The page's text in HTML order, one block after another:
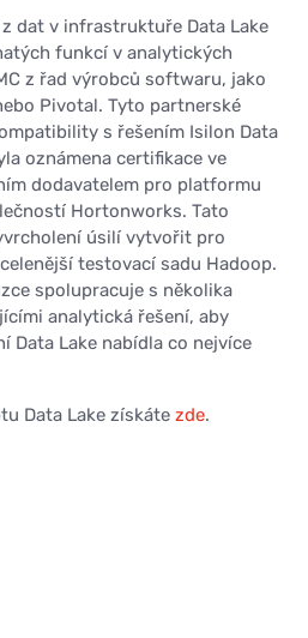
dat v infrastruktuře Data Lake
funkcí v analytických
z řad výrobců softwaru, jako
Pivotal. Tyto partnerské
s řešením Isilon Data
oznámena certifikace ve
dodavatelem pro platformu
Hortonworks. Tato
úsilí vytvořit pro
testovací sadu Hadoop.
spolupracuje s několika
analytická řešení, aby
Data Lake nabídla co nejvíce
Data Lake získáte zde.